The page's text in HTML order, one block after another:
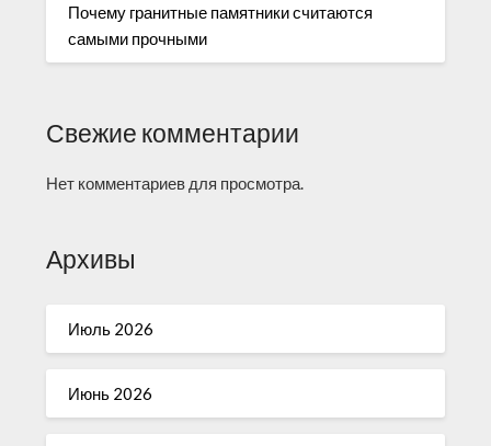
Почему гранитные памятники считаются
самыми прочными
Свежие комментарии
Нет комментариев для просмотра.
Архивы
Июль 2026
Июнь 2026